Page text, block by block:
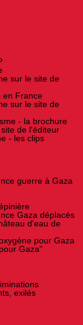
sur le site de
en France
sur le site de
- la brochure
de l'éditeur
- les clips
guerre à Gaza
Gaza déplacés
d'eau de
pour Gaza
Gaza"
exilés